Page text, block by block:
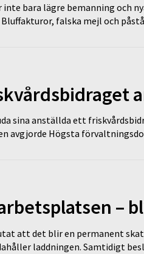
bara lägre bemanning och
falska mejl och
sina anställda ett
avgjorde Högsta
–
att det blir en permanent
laddningen. Samtidigt